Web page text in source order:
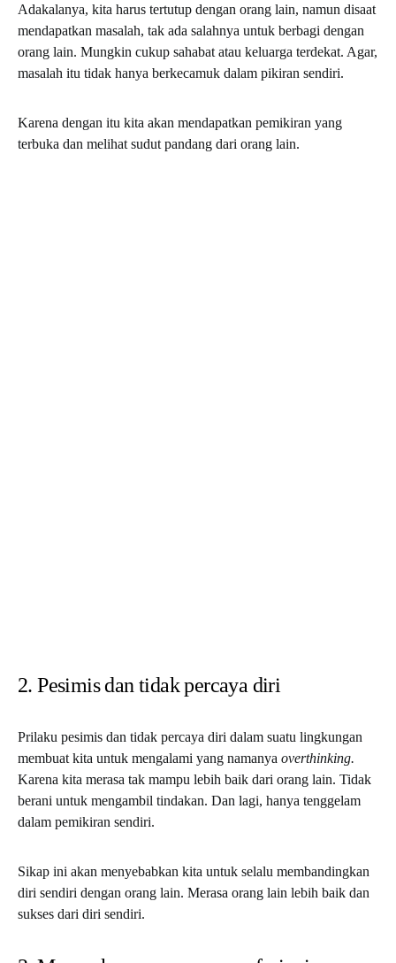
Adakalanya, kita harus tertutup dengan orang lain, namun disaat
mendapatkan masalah, tak ada salahnya untuk berbagi dengan
orang lain. Mungkin cukup sahabat atau keluarga terdekat. Agar,
masalah itu tidak hanya berkecamuk dalam pikiran sendiri.
Karena dengan itu kita akan mendapatkan pemikiran yang
terbuka dan melihat sudut pandang dari orang lain.
2. Pesimis dan tidak percaya diri
Prilaku pesimis dan tidak percaya diri dalam suatu lingkungan
membuat kita untuk mengalami yang namanya overthinking.
Karena kita merasa tak mampu lebih baik dari orang lain. Tidak
berani untuk mengambil tindakan. Dan lagi, hanya tenggelam
dalam pemikiran sendiri.
Sikap ini akan menyebabkan kita untuk selalu membandingkan
diri sendiri dengan orang lain. Merasa orang lain lebih baik dan
sukses dari diri sendiri.